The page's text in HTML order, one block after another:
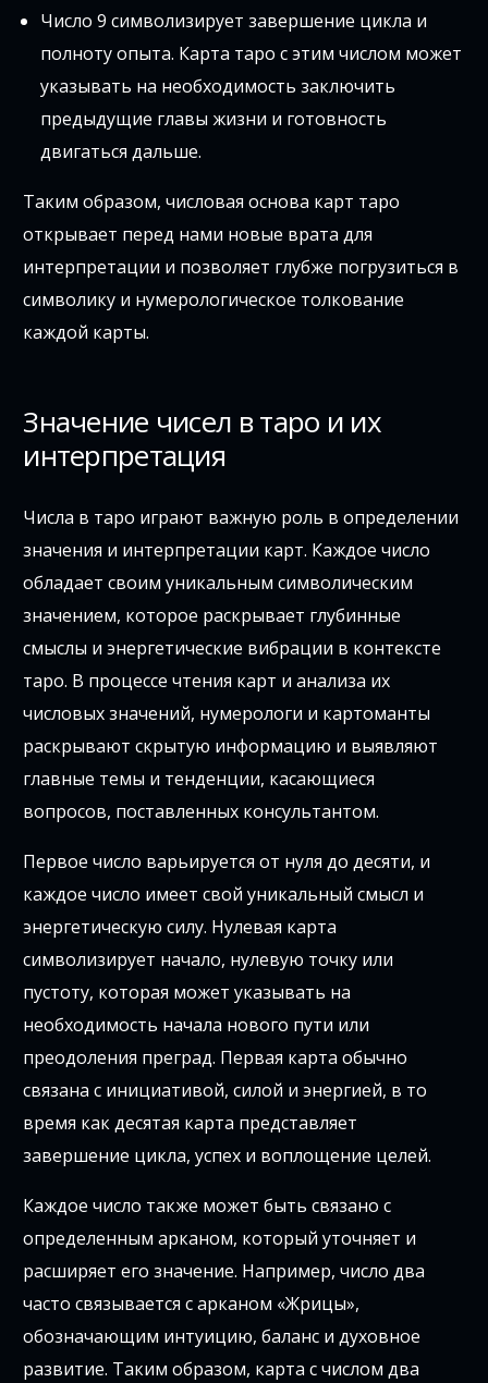
Число 9 символизирует завершение цикла и
полноту опыта. Карта таро с этим числом может
указывать на необходимость заключить
предыдущие главы жизни и готовность
двигаться дальше.
Таким образом, числовая основа карт таро
открывает перед нами новые врата для
интерпретации и позволяет глубже погрузиться в
символику и нумерологическое толкование
каждой карты.
Значение чисел в таро и их
интерпретация
Числа в таро играют важную роль в определении
значения и интерпретации карт. Каждое число
обладает своим уникальным символическим
значением, которое раскрывает глубинные
смыслы и энергетические вибрации в контексте
таро. В процессе чтения карт и анализа их
числовых значений, нумерологи и картоманты
раскрывают скрытую информацию и выявляют
главные темы и тенденции, касающиеся
вопросов, поставленных консультантом.
Первое число варьируется от нуля до десяти, и
каждое число имеет свой уникальный смысл и
энергетическую силу. Нулевая карта
символизирует начало, нулевую точку или
пустоту, которая может указывать на
необходимость начала нового пути или
преодоления преград. Первая карта обычно
связана с инициативой, силой и энергией, в то
время как десятая карта представляет
завершение цикла, успех и воплощение целей.
Каждое число также может быть связано с
определенным арканом, который уточняет и
расширяет его значение. Например, число два
часто связывается с арканом «Жрицы»,
обозначающим интуицию, баланс и духовное
развитие. Таким образом, карта с числом два